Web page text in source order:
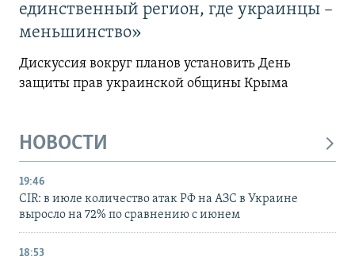
единственный регион, где украинцы –
меньшинство»
Дискуссия вокруг планов установить День
защиты прав украинской общины Крыма
НОВОСТИ
19:46
CIR: в июле количество атак РФ на АЗС в Украине
выросло на 72% по сравнению с июнем
18:53